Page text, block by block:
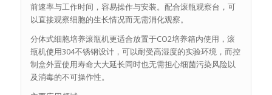
前速率与工作时间，容易操作与安装。配合滚瓶观察台，可
以直接观察细胞的生长情况而无需消化观察。
分体式细胞培养滚瓶机更适合放置于CO2培养箱内使用，滚
瓶机使用304不锈钢设计，可以耐受高湿度的实验环境，而控
制盒外置使用寿命大大延长同时也无需担心细菌污染风险以
及消毒的不可操作性。